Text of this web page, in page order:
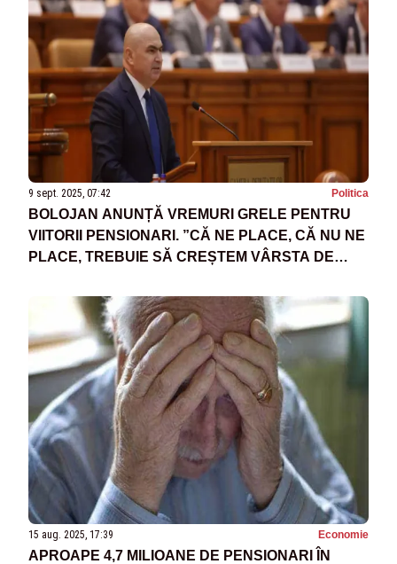
9 sept. 2025, 07:42 Politica
BOLOJAN ANUNȚĂ VREMURI GRELE PENTRU
VIITORII PENSIONARI. ”CĂ NE PLACE, CĂ NU NE
PLACE, TREBUIE SĂ CREȘTEM VÂRSTA DE
15 aug. 2025, 17:39 Economie
APROAPE 4,7 MILIOANE DE PENSIONARI ÎN